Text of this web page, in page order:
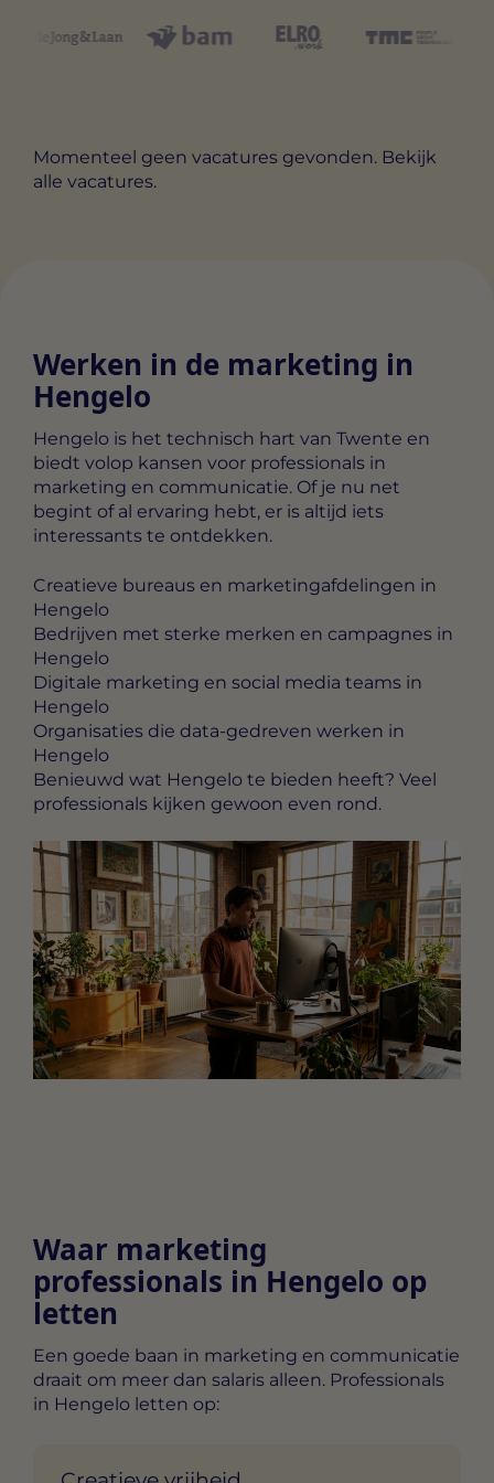
Momenteel geen vacatures gevonden. Bekijk
alle vacatures.
Werken in de marketing in
Hengelo
Hengelo is het technisch hart van Twente en
biedt volop kansen voor professionals in
marketing en communicatie. Of je nu net
begint of al ervaring hebt, er is altijd iets
interessants te ontdekken.
Creatieve bureaus en marketingafdelingen in
Hengelo
Bedrijven met sterke merken en campagnes in
Hengelo
Digitale marketing en social media teams in
Hengelo
Organisaties die data-gedreven werken in
Hengelo
Benieuwd wat Hengelo te bieden heeft? Veel
professionals kijken gewoon even rond.
Waar marketing
professionals in Hengelo op
letten
Een goede baan in marketing en communicatie
draait om meer dan salaris alleen. Professionals
in Hengelo letten op: